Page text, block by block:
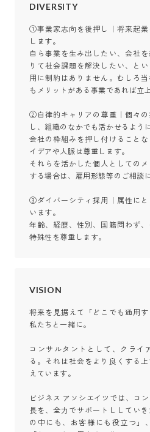
DIVERSITY
①事業家志向を後押し｜将来起
します。
自ら事業を生み出したい、会社
りて社会課題を解決したい、と
用に制約はありません。むしろ
もメリットがある事業であれば立
②自律的キャリアの尊重｜個々
し、組織のなかでも活かせるよう
会社の枠組みを押し付けること
イデアや人脈は尊重します。
それらを活かした個人としての
する場合は、雇用形態等のご相談
③ダイバーシティ採用｜属性にと
います。
年齢、経歴、性別、国籍問わず
特殊性を尊重します。
VISION
将来を見据えて「どこでも通用す
私たちと一緒に。
コンサルタントとして、クライ
る。それは社会をより良くする
えています。
ビジネス アソシエイツでは、コ
長を、全力でサポートししてい
の中にも、お客様にも役立つ」